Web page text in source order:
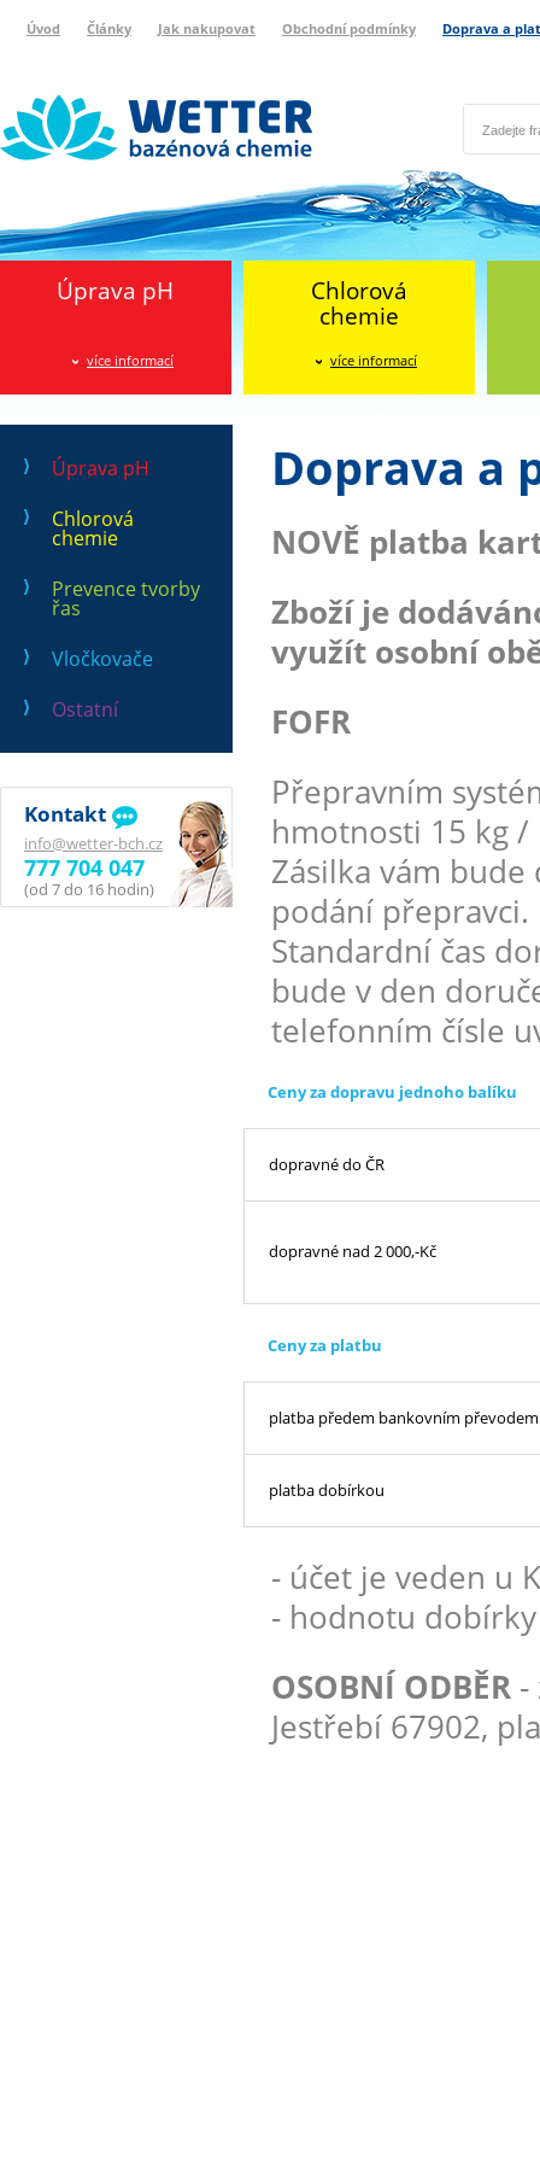
Úvod Články Jak nakupovat Obchodní podmínky Doprava a
Úprava pH
více informací
Chlorová
chemie
více informací
Úprava pH
Chlorová
chemie
Prevence tvorby
řas
Vločkovače
Ostatní
Kontakt
info@wetter-bch.cz
777 704 047
(od 7 do 16 hodin)
Doprava a
NOVĚ platba
Zboží je
využít osobní
FOFR
Přepravním
hmotnosti 15 kg /
Zásilka vám
podání přepravci.
Standardní čas
bude v den
telefonním čísle
Ceny za dopravu jednoho balíku
dopravné do ČR
dopravné nad 2 000,-Kč
Ceny za platbu
platba předem bankovním převodem
platba dobírkou
- účet je veden u
- hodnotu
OSOBNÍ ODBĚR -
Jestřebí 67902,